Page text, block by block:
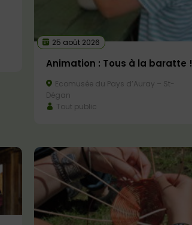
25 août 2026
Animation : Tous à la baratte !
Ecomusée du Pays d’Auray – St-
Dégan
Tout public